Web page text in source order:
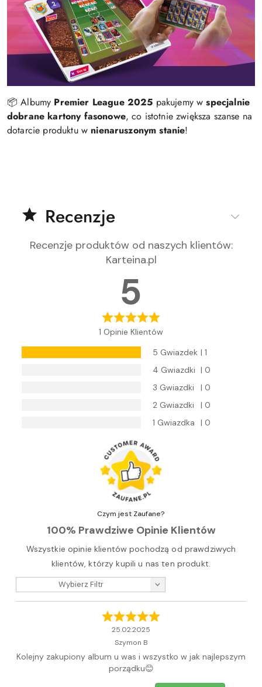
📦 Albumy Premier League 2025 pakujemy wspecjalnie
dobrane kartony fasonowe, co istotnie zwiększa szanse na
dotarcie produktu w nienaruszonym stanie!
Recenzje
Recenzje produktów od naszych klientów:
Karteina.pl
5
1 Opinie Klientów
5 Gwiazdek | 1
4 Gwiazdki | 0
3 Gwiazdki
| 0
2 Gwiazdki
| 0
1 Gwiazdka
| 0
Czym jest Zaufane?
100% Prawdziwe Opinie Klientów
Wszystkie opinie klientów pochodzą od prawdziwych
klientów, którzy kupili u nas ten produkt.
Wybierz Filtr
25.02.2025
Szymon B
Kolejny zakupiony album u was i wszystko w jak najlepszym
porządku😊